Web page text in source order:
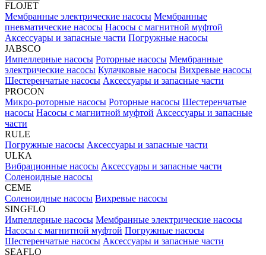
FLOJET
Мембранные электрические насосы Мембранные
пневматические насосы Насосы с магнитной муфтой
Аксессуары и запасные части Погружные насосы
JABSCO
Импеллерные насосы Роторные насосы Мембранные
электрические насосы Кулачковые насосы Вихревые насосы
Шестеренчатые насосы Аксессуары и запасные части
PROCON
Микро-роторные насосы Роторные насосы Шестеренчатые
насосы Насосы с магнитной муфтой Аксессуары и запасные
части
RULE
Погружные насосы Аксессуары и запасные части
ULKA
Вибрационные насосы Аксессуары и запасные части
Соленоидные насосы
CEME
Соленоидные насосы Вихревые насосы
SINGFLO
Импеллерные насосы Мембранные электрические насосы
Насосы с магнитной муфтой Погружные насосы
Шестеренчатые насосы Аксессуары и запасные части
SEAFLO